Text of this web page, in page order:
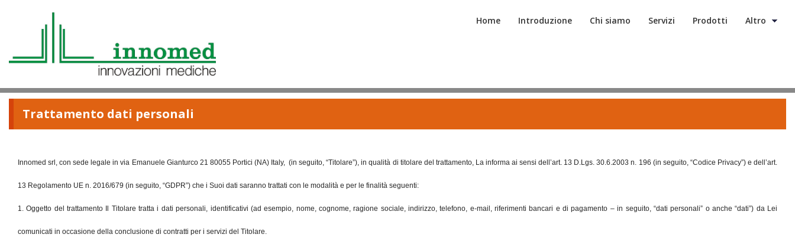
Home Introduzione Chi siamo Servizi Prodotti Altro
Trattamento dati personali
Innomed srl, con sede legale in via Emanuele Gianturco 21 80055 Portici (NA) Italy, (in seguito, “Titolare”), in qualità di titolare del trattamento, La informa ai sensi dell’art. 13 D.Lgs. 30.6.2003 n. 196 (in seguito, “Codice Privacy”) e dell’art.
13 Regolamento UE n. 2016/679 (in seguito, “GDPR”) che i Suoi dati saranno trattati con le modalità e per le finalità seguenti:
1. Oggetto del trattamento Il Titolare tratta i dati personali, identificativi (ad esempio, nome, cognome, ragione sociale, indirizzo, telefono, e-mail, riferimenti bancari e di pagamento – in seguito, “dati personali” o anche “dati”) da Lei
comunicati in occasione della conclusione di contratti per i servizi del Titolare.